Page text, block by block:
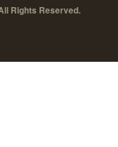
Rights Reserved.